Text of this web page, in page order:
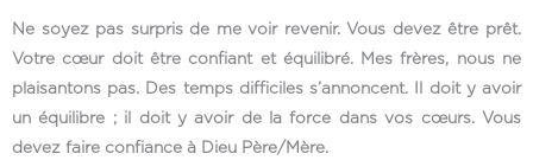
Ne soyez pas surpris de me voir revenir. Vous devez être prêt.
Votre cœur doit être confiant et équilibré. Mes frères, nous ne
plaisantons pas. Des temps difficiles s’annoncent. Il doit y avoir
un équilibre ; il doit y avoir de la force dans vos cœurs. Vous
devez faire confiance à Dieu Père/Mère.